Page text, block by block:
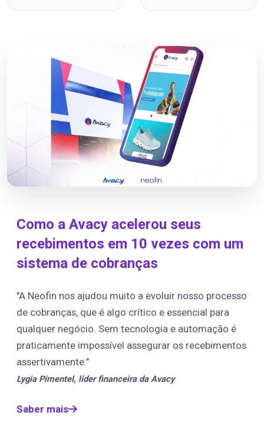
Como a Avacy acelerou seus
recebimentos em 10 vezes com um
sistema de cobranças
"A Neofin nos ajudou muito a evoluir nosso processo
de cobranças, que é algo crítico e essencial para
qualquer negócio. Sem tecnologia e automação é
praticamente impossível assegurar os recebimentos
assertivamente."
Lygia Pimentel, líder financeira da Avacy
Saber mais